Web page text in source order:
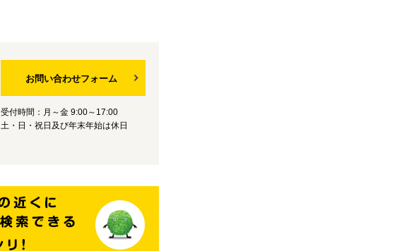
お問い合わせフォーム
受付時間：月～金 9:00～17:00
土・日・祝日及び年末年始は休日